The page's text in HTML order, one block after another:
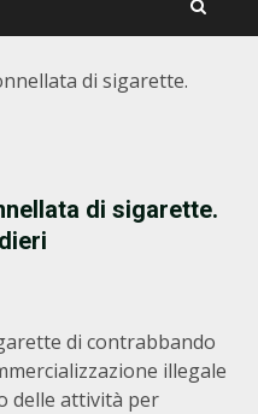
di sigarette.
di sigarette.
di contrabbando
illegale
delle attività per